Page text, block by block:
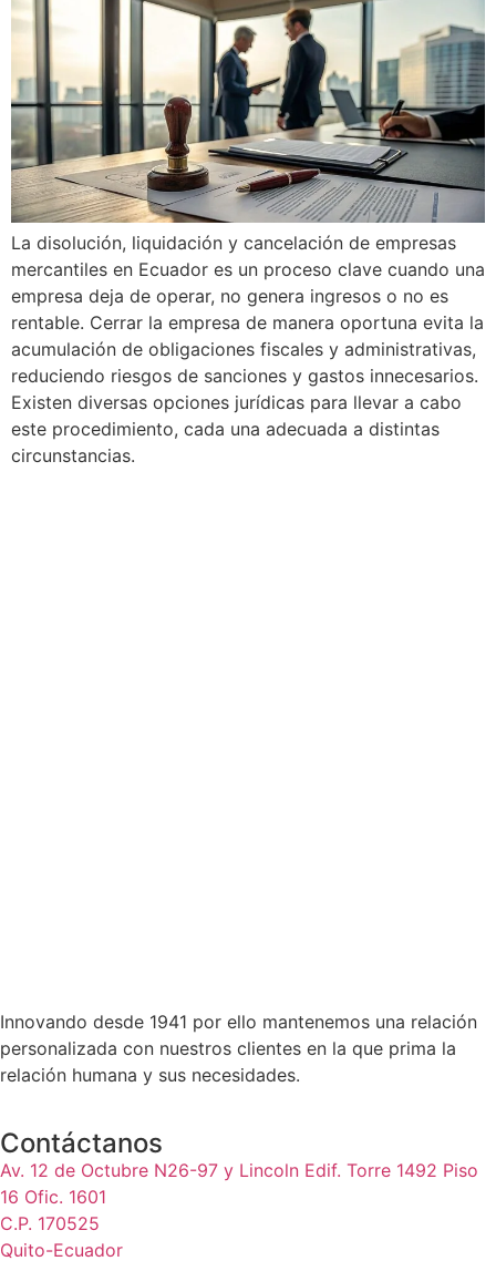
La disolución, liquidación y cancelación de empresas
mercantiles en Ecuador es un proceso clave cuando una
empresa deja de operar, no genera ingresos o no es
rentable. Cerrar la empresa de manera oportuna evita la
acumulación de obligaciones fiscales y administrativas,
reduciendo riesgos de sanciones y gastos innecesarios.
Existen diversas opciones jurídicas para llevar a cabo
este procedimiento, cada una adecuada a distintas
circunstancias.
Innovando desde 1941 por ello mantenemos una relación
personalizada con nuestros clientes en la que prima la
relación humana y sus necesidades.
Contáctanos
Av. 12 de Octubre N26-97 y Lincoln Edif. Torre 1492 Piso
16 Ofic. 1601
C.P. 170525
Quito-Ecuador